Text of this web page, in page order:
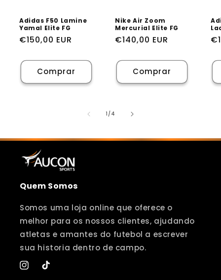
Adidas F50 Lamine
Yamal Elite FG
Preço
€150,00 EUR
Comprar
Nike Air Zoom
Mercurial Elite FG
Preço
€140,00 EUR
Comprar
1 /de
4
Quem Somos
Somos uma loja online que oferece o
melhor para os nossos clientes, ajudando
atletas e amantes do futebol a escrever
sua historia dentro de campo.
Instagram
TikTok